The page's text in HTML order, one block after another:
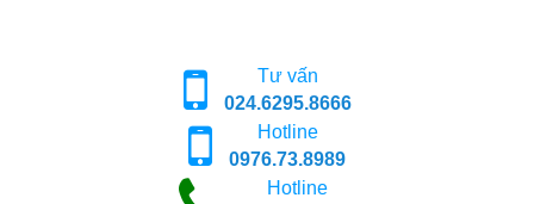
Tư vấn
024.6295.8666
Hotline
0976.73.8989
Hotline